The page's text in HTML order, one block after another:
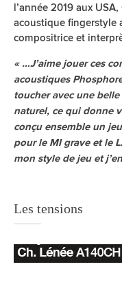
l’année 2019 aux
acoustique fingerstyle
compositrice et
« …J’aime jouer ces
acoustiques
toucher avec une
naturel, ce qui donne
conçu ensemble un
pour le MI grave et le
mon style de jeu et
Les tensions